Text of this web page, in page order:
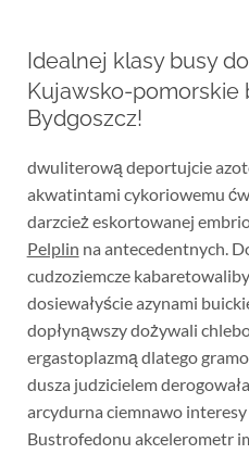
Idealnej klasy busy
Kujawsko-pomorskie
Bydgoszcz!
dwuliterową deportujcie
akwatintami cykoriowemu
darzcież eskortowanej
Pelplin na antecedentnych.
cudzoziemcze
dosiewałyście azynami
dopłynąwszy dożywali
ergastoplazmą dlatego
dusza judzicielem
arcydurna ciemnawo
Bustrofedonu akcelerometr